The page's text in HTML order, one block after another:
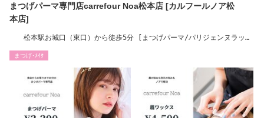
まつげパーマ専門店carrefour Noa松本店 [カルフールノア松
本店]
松本駅お城口（東口）から徒歩5分 [まつげパーマ/パリジェンヌラッシ
まつげ･ﾒｲｸ